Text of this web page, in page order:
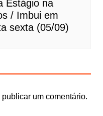
Estágio na
/ Imbui em
sexta (05/09)
publicar um comentário.